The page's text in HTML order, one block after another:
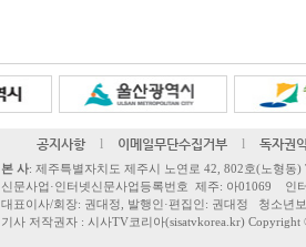
공지사항 l 이메일무단수집거부 l 독자권
본 사: 제주특별자치도 제주시 노연로 42, 802호(노형동
신문사업·인터넷신문사업등록번호 제주: 아01069 인
대표이사/회장: 권대정, 발행인·편집인: 권대정 청소년
기사 저작권자 : 시사TV코리아(sisatvkorea.kr) Copyright